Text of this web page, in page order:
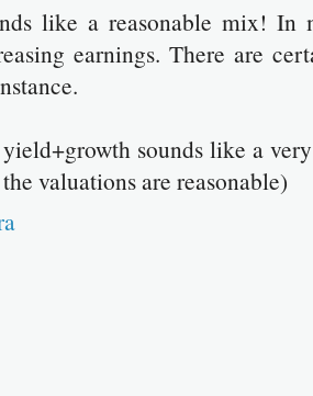
like a reasonable mix!
earnings. There are
sounds like a
valuations are reasonable)